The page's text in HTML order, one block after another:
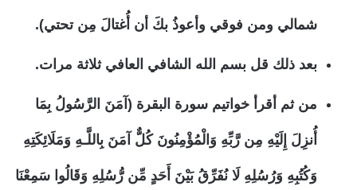
شمالي ومن فوقي وأعوذُ بكَ أن أُغتالَ مِن تحتي).
بعد ذلك قل بسم الله الشافي العافي ثلاثة مرات.
من ثم أقرأ خواتيم سورة البقرة (آمَنَ الرَّسُولُ بِمَا
أُنزِلَ إِلَيْهِ مِن رَّبِّهِ وَالْمُؤْمِنُونَ كُلٌّ آمَنَ بِاللَّـهِ وَمَلَائِكَتِهِ
وَكُتُبِهِ وَرُسُلِهِ لَا نُفَرِّقُ بَيْنَ أَحَدٍ مِّن رُّسُلِهِ وَقَالُوا سَمِعْنَا